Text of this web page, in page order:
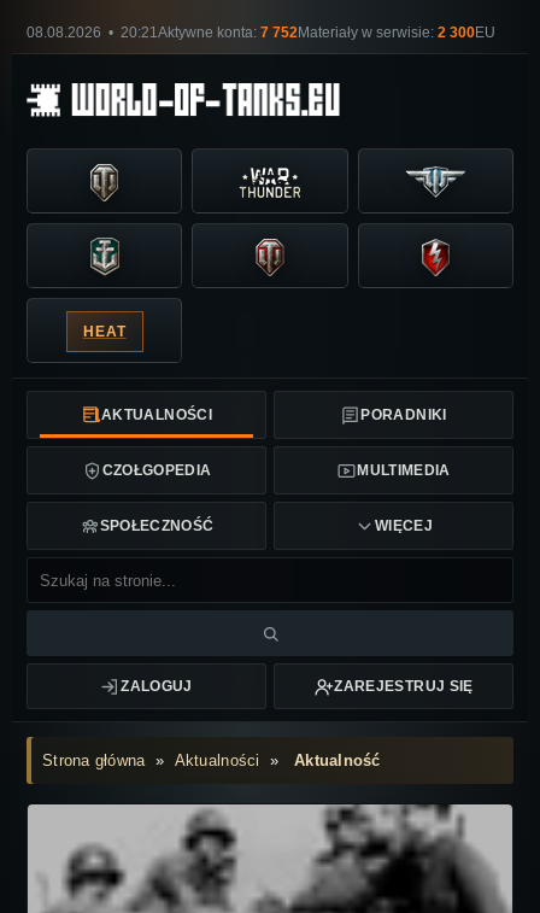
08.08.2026 • 20:21Aktywne konta: 7 752Materiały w serwisie: 2 300EU
HEAT
AKTUALNOŚCI PORADNIKI
CZOŁGOPEDIA MULTIMEDIA
SPOŁECZNOŚĆ WIĘCEJ
ZALOGUJ ZAREJESTRUJ SIĘ
Strona główna» Aktualności »Aktualność